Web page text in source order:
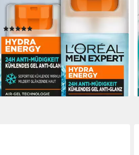
ANTI GLANZ, feuchtigkeitsspendend,
mehr Glanz, hilft bei müder Haut
(26)
6,99 € UVP7,99 €
(139,80 €/ 1 l)
-13%
lieferbar - in 1-2 Werktagen bei dir